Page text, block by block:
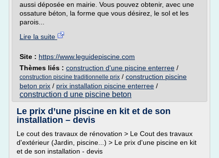
aussi déposée en mairie. Vous pouvez obtenir, avec une
ossature béton, la forme que vous désirez, le sol et les
parois...
Lire la suite
Site : https://www.leguidepiscine.com
Thèmes liés : construction d'une piscine enterree /
construction piscine traditionnelle prix / construction piscine
beton prix / prix installation piscine enterree /
construction d une piscine beton
Le prix d’une piscine en kit et de son
installation – devis
Le cout des travaux de rénovation > Le Cout des travaux
d'extérieur (Jardin, piscine...) > Le prix d'une piscine en kit
et de son installation - devis